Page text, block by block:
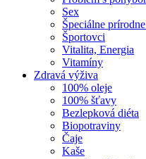
Sex
Špeciálne
Športovci
Vitalita, Energia
Vitamíny
Zdravá výživa
100% oleje
100% šťavy
Bezlepková diéta
Biopotraviny
Čaje
Kaše